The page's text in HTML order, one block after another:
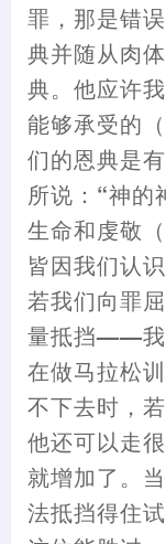
罪 ， 那是错
典并随从肉
典。他应许
能够承受的 （
们的恩典是
所说 ： “神的
生命和虔敬 （
皆因我们认
若我们向罪
量抵挡——我
在做马拉松
不下去时 ，
他还可以走
就增加了。
法抵挡得住